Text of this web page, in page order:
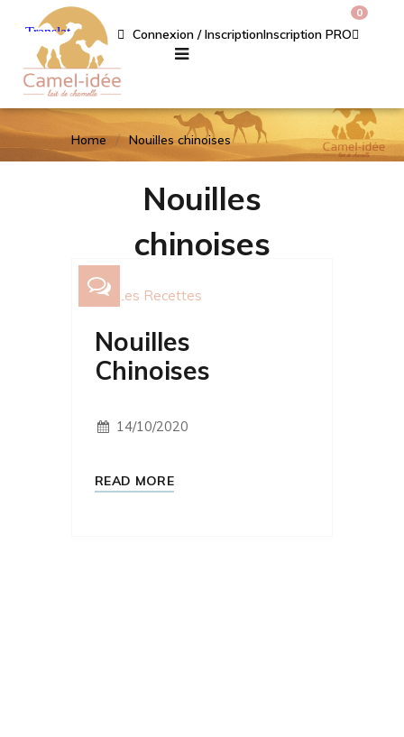
Connexion / InscriptionInscription PRO
0
Home Nouilles chinoises
Nouilles
chinoises
Les Recettes
Nouilles
Chinoises
14/10/2020
READ MORE